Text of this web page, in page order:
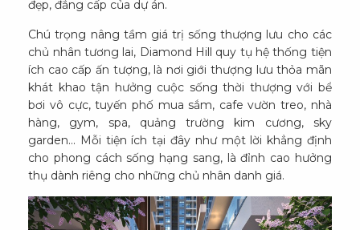
đẹp, đẳng cấp của dự án.
Chú trọng nâng tầm giá trị sống thượng lưu cho các
chủ nhân tương lai, Diamond Hill quy tụ hệ thống tiện
ích cao cấp ấn tượng, là nơi giới thượng lưu thỏa mãn
khát khao tận hưởng cuộc sống thời thượng với bể
bơi vô cực, tuyến phố mua sắm, cafe vườn treo, nhà
hàng, gym, spa, quảng trường kim cương, sky
garden... Mỗi tiện ích tại đây như một lời khẳng định
cho phong cách sống hạng sang, là đỉnh cao hưởng
thụ dành riêng cho những chủ nhân danh giá.